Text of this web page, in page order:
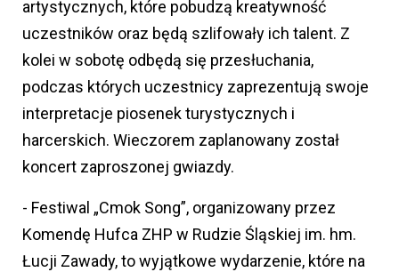
artystycznych, które pobudzą kreatywność
uczestników oraz będą szlifowały ich talent. Z
kolei w sobotę odbędą się przesłuchania,
podczas których uczestnicy zaprezentują swoje
interpretacje piosenek turystycznych i
harcerskich. Wieczorem zaplanowany został
koncert zaproszonej gwiazdy.
- Festiwal „Cmok Song”, organizowany przez
Komendę Hufca ZHP w Rudzie Śląskiej im. hm.
Łucji Zawady, to wyjątkowe wydarzenie, które na